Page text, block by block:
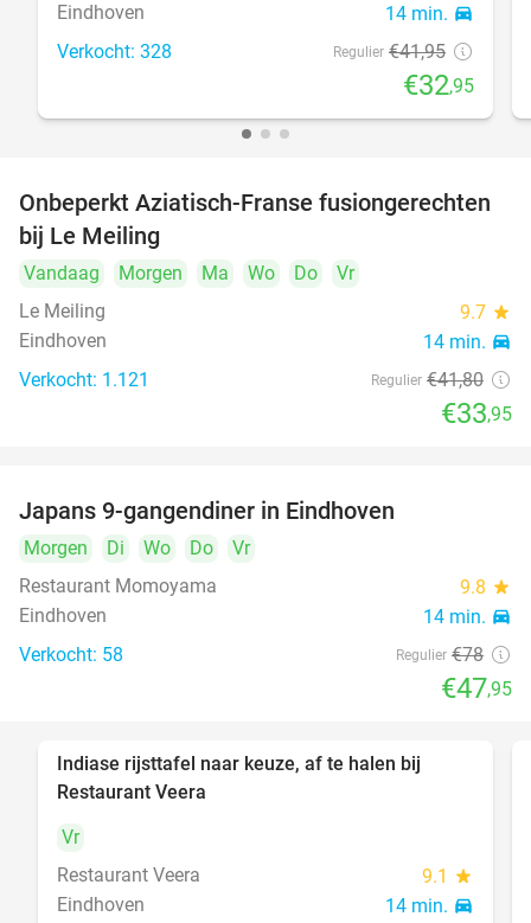
Eindhoven 14 min. directions_car
Verkocht: 328 Regulier €41,95
€32,95
19%
Onbeperkt Aziatisch-Franse fusiongerechten
bij Le Meiling
Vandaag Morgen Ma Wo Do
Vr
Le Meiling
9.7 star
Eindhoven 14 min. directions_car
Verkocht: 1.121 Regulier €41,80
€33,95
Japans 9-gangendiner in Eindhoven
Morgen Di Wo Do
Vr
Restaurant Momoyama
9.8 star
Eindhoven 14 min. directions_car
Verkocht: 58 Regulier €78
€47,95
Indiase rijsttafel naar keuze, af te halen bij
Restaurant Veera
Vr
Restaurant Veera
9.1 star
Eindhoven 14 min. directions_car